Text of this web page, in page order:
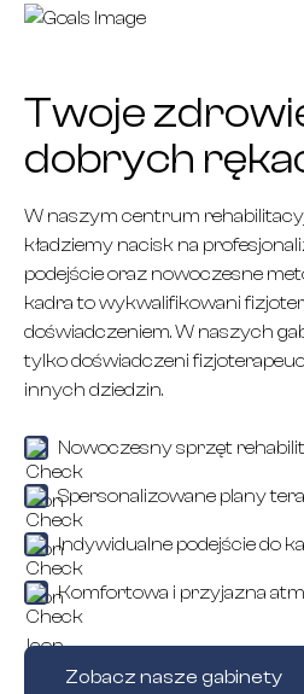
Twoje
dobrych
W naszym centrum
kładziemy nacisk na
podejście oraz nowoczesne
kadra to wykwalifikowani
doświadczeniem. W naszych
tylko doświadczeni
innych dziedzin.
Nowoczesny sprzęt
Spersonalizowane plany
Indywidualne podejście do
Komfortowa i przyjazna
Zobacz nasze gabinety